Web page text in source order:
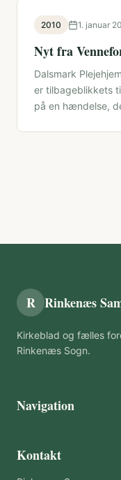
2010 1. januar
Nyt fra
Dalsmark
er tilbageblikkets
på en hændelse,
R Rinkenæs
Kirkeblad og fælles
Rinkenæs Sogn.
Navigation
Kontakt